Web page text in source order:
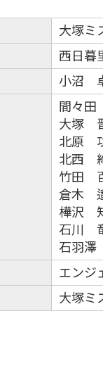
大塚ミ
西日暮
小沼
間々
大塚
北原
北西
竹田
倉木
樺沢
石川
石羽
エンジ
大塚ミ